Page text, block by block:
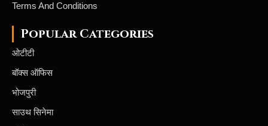
Terms And Conditions
Popular Categories
ओटीटी
बॉक्स ऑफिस
भोजपुरी
साउथ सिनेमा